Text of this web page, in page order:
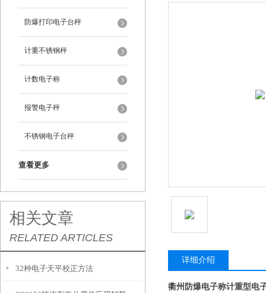
防爆打印电子台秤
计重不锈钢秤
计数电子称
报警电子秤
不锈钢电子台秤
查看更多
相关文章
RELATED ARTICLES
32种电子天平校正方法
详细介绍
衢州防爆电子称计重型电